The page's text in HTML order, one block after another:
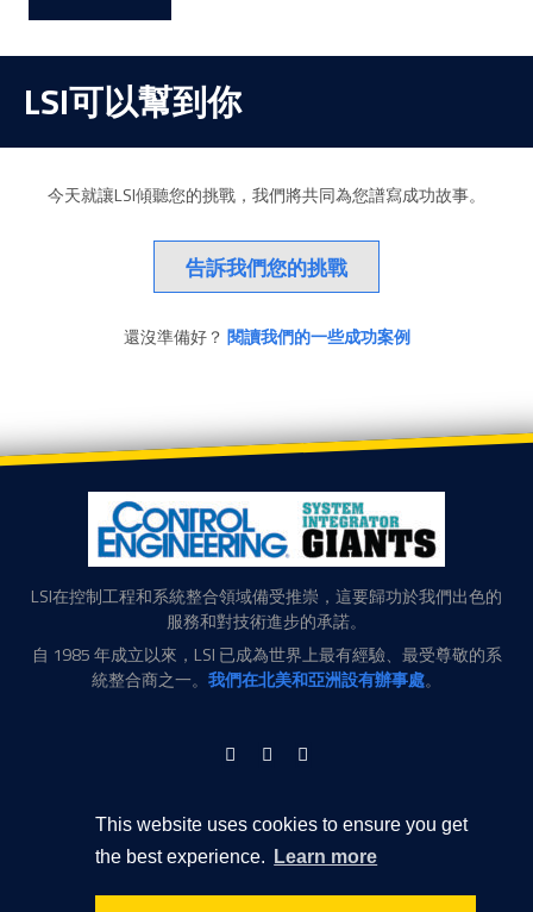
This website uses cookies to ensure you get
the best experience.
Learn more
LSI可以幫到你
今天就讓LSI傾聽您的挑戰，我們將共同為您譜寫成功故事。
告訴我們您的挑戰
還沒準備好？ 閱讀我們的一些成功案例
LSI在控制工程和系統整合領域備受推崇，這要歸功於我們出色的
服務和對技術進步的承諾。
自 1985 年成立以來，LSI 已成為世界上最有經驗、最受尊敬的系
統整合商之一。 我們在北美和亞洲設有辦事處。
LinkedInFacebookTwitter
瑞光路76巷63號6樓
臺北， 臺灣， 11491